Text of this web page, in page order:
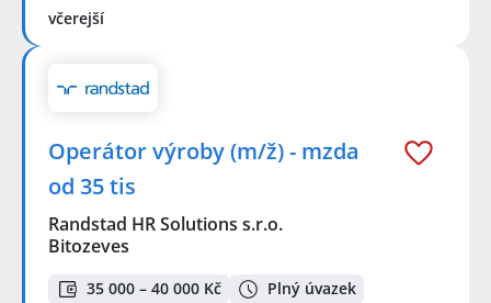
včerejší
Operátor výroby (m/ž) - mzda
od 35 tis
Randstad HR Solutions s.r.o.
Bitozeves
35 000 – 40 000 Kč Plný úvazek